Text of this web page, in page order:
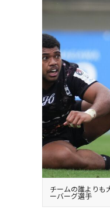
チームの誰よりも
ーバーグ選手